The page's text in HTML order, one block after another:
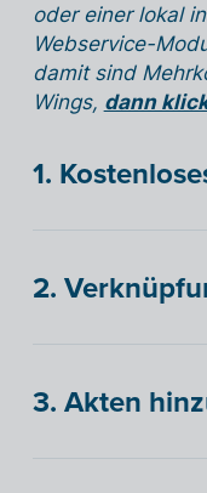
oder einer lokal
Webservice-
damit sind
Wings, dann
1.
2.
3. Akten